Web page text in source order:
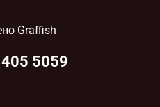
Graffish
5059